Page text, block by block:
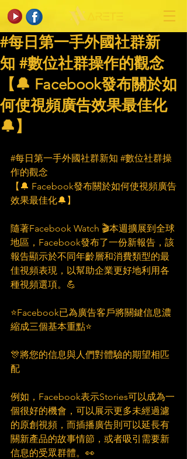
#每日第一手外國社群新
知 #數位社群操作的觀念
【🔔 Facebook發布關於如
何使視頻廣告效果最佳化
🔔】
#每日第一手外國社群新知 #數位社群操
作的觀念
【🔔 Facebook發布關於如何使視頻廣告
效果最佳化🔔】
隨著Facebook Watch 🎬本週擴展到全球
地區，Facebook發布了一份新報告，該
報告顯示於不同年齡層和消費類型的最
佳視頻表現，以幫助企業更好地利用各
種視頻選項。💪
⭐Facebook已為廣告客戶將關鍵信息濃
縮成三個基本重點⭐
🎊將您的信息與人們對體驗的期望相匹
配
例如，Facebook表示Stories可以成為一
個很好的機會，可以展示更多未經過濾
的原創視頻，而插播廣告則可以延長有
關新產品的故事情節，或者吸引需要新
信息的受眾群體。👀